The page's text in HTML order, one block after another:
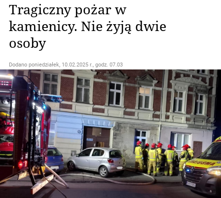
Tragiczny pożar w
kamienicy. Nie żyją dwie
osoby
Dodano poniedziałek, 10.02.2025 r., godz. 07.03